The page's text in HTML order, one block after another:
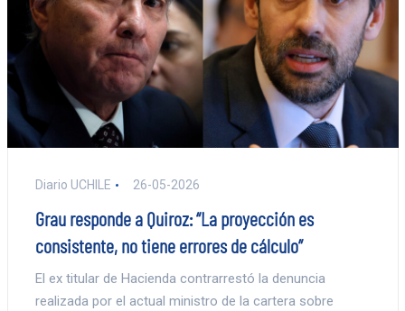
Diario UCHILE 26-05-2026
Grau responde a Quiroz: “La proyección es
consistente, no tiene errores de cálculo”
El ex titular de Hacienda contrarrestó la denuncia
realizada por el actual ministro de la cartera sobre